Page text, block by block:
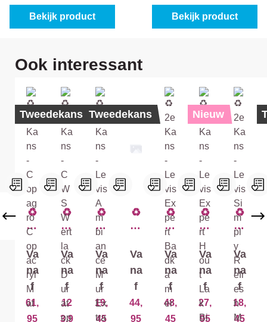
Bekijk product Bekijk product
Productgalerij overslaan
Ook interessant
Tweedekans
♻️
2e
Ka
ns
-
Co
pa
gr
o
Va
na
f
61,
95
♻️
2e
Ka
ns
-
C
W
S
W
Va
na
f
12
3,9
Tweedekans
♻️
2e
Ka
ns
-
Le
vis
A
m
Va
na
f
19,
45
♻️
2e
ns
Le
vis
Ea
sy
Va
na
f
44,
95
♻️
2e
Ka
ns
-
Le
vis
Ex
pe
Va
na
f
48,
45
Nieuw
♻️
2e
Ka
ns
-
Le
vis
Ex
pe
Va
na
f
27,
95
♻️
2e
Ka
ns
-
Le
vis
Si
m
Va
na
f
18,
45